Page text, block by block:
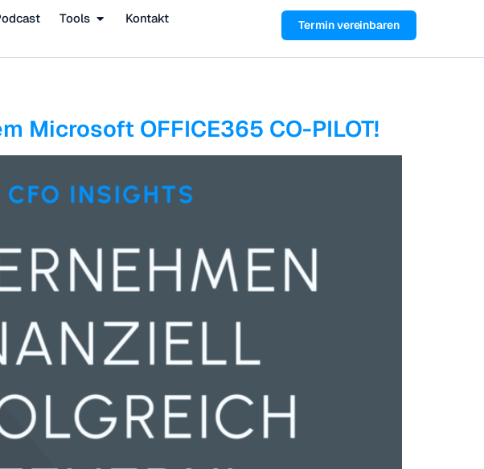
Tools Kontakt Termin vereinbaren
Microsoft OFFICE365 CO-PILOT!